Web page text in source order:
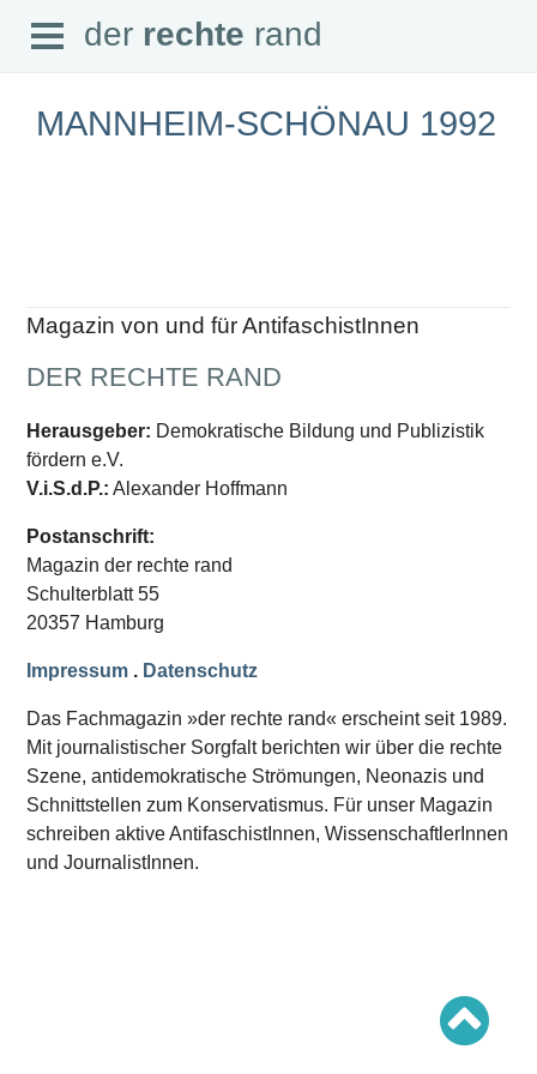
der rechte rand
Magazin
Abonnement
Datenschutz
SCHWERPUNKTE
Schwerpunkte Übersicht
Schwerpunkt AFD-Verbot
Schwerpunkt zur USA und Faschist Trump
Schwerpunkt »Identitäre Bewegung«
Schwerpunkt »Reichsbürger«
Ausgaben Übersicht
Ausgabe 221
Ausgabe 220
Ausgabe 219
Ausgabe 217
Ausgabe 216
Open
Menu
der rechte rand
MANNHEIM-SCHÖNAU 1992
Magazin von und für AntifaschistInnen
DER RECHTE RAND
Herausgeber: Demokratische Bildung und Publizistik
fördern e.V.
V.i.S.d.P.: Alexander Hoffmann
Postanschrift:
Magazin der rechte rand
Schulterblatt 55
20357 Hamburg
Impressum . Datenschutz
Das Fachmagazin »der rechte rand« erscheint seit 1989.
Mit journalistischer Sorgfalt berichten wir über die rechte
Szene, antidemokratische Strömungen, Neonazis und
Schnittstellen zum Konservatismus. Für unser Magazin
schreiben aktive AntifaschistInnen, WissenschaftlerInnen
und JournalistInnen.